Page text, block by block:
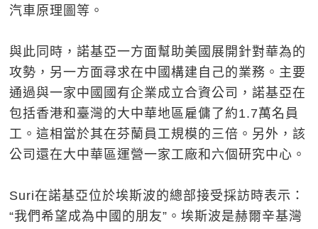
汽車原理圖等。
與此同時，諾基亞一方面幫助美國展開針對華為的
攻勢，另一方面尋求在中國構建自己的業務。主要
通過與一家中國國有企業成立合資公司，諾基亞在
包括香港和臺灣的大中華地區雇傭了約1.7萬名員
工。這相當於其在芬蘭員工規模的三倍。另外，該
公司還在大中華區運營一家工廠和六個研究中心。
Suri在諾基亞位於埃斯波的總部接受採訪時表示：
“我們希望成為中國的朋友”。埃斯波是赫爾辛基灣